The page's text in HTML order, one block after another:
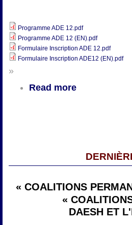
Programme ADE 12.pdf
Programme ADE 12 (EN).pdf
Formulaire Inscription ADE 12.pdf
Formulaire Inscription ADE12 (EN).pdf
»
Read more
« COALITIONS
«
DAESH ET